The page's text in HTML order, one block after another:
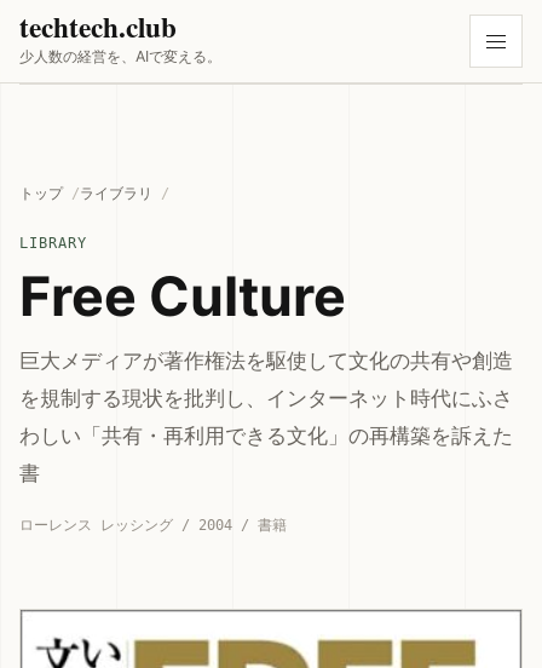
techtech.club
少人数の経営を、AIで変える。
トップ ライブラリ
LIBRARY
Free Culture
巨大メディアが著作権法を駆使して文化の共有や創造
を規制する現状を批判し、インターネット時代にふさ
わしい「共有・再利用できる文化」の再構築を訴えた
書
ローレンス レッシング / 2004 / 書籍